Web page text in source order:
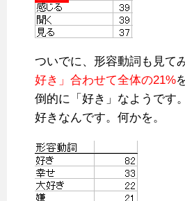
ついでに、形容動詞も見て
好き」合わせて全体の21%
倒的に「好き」なようです
好きなんです。何かを。